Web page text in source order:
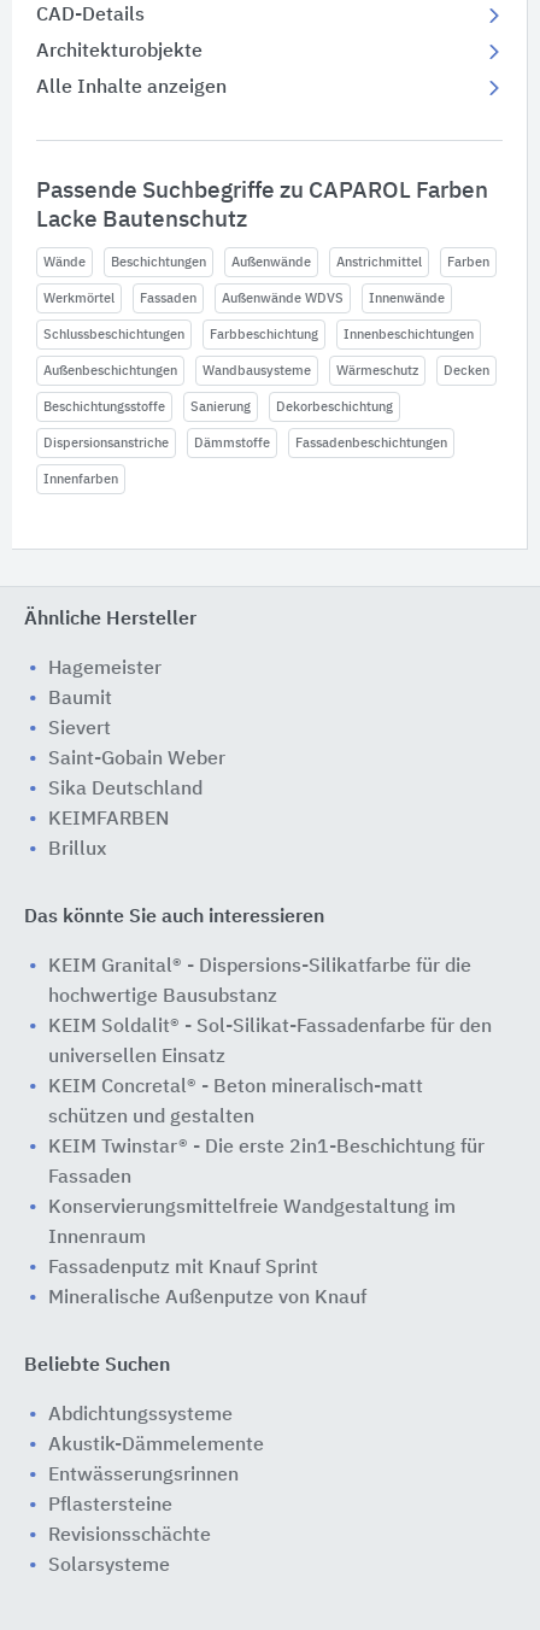
CAD-Details
Architekturobjekte
Alle Inhalte anzeigen
Passende Suchbegriffe zu CAPAROL Farben
Lacke Bautenschutz
Wände Beschichtungen Außenwände Anstrichmittel Farben
Werkmörtel Fassaden Außenwände WDVS Innenwände
Schlussbeschichtungen Farbbeschichtung Innenbeschichtungen
Außenbeschichtungen Wandbausysteme Wärmeschutz Decken
Beschichtungsstoffe Sanierung Dekorbeschichtung
Dispersionsanstriche Dämmstoffe Fassadenbeschichtungen
Innenfarben
Ähnliche Hersteller
Hagemeister
Baumit
Sievert
Saint-Gobain Weber
Sika Deutschland
KEIMFARBEN
Brillux
Das könnte Sie auch interessieren
KEIM Granital® - Dispersions-Silikatfarbe für die
hochwertige Bausubstanz
KEIM Soldalit® - Sol-Silikat-Fassadenfarbe für den
universellen Einsatz
KEIM Concretal® - Beton mineralisch-matt
schützen und gestalten
KEIM Twinstar® - Die erste 2in1-Beschichtung für
Fassaden
Konservierungsmittelfreie Wandgestaltung im
Innenraum
Fassadenputz mit Knauf Sprint
Mineralische Außenputze von Knauf
Beliebte Suchen
Abdichtungssysteme
Akustik-Dämmelemente
Entwässerungsrinnen
Pflastersteine
Revisionsschächte
Solarsysteme